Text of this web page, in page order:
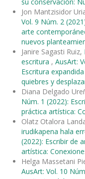
su conservación:
Jon Mantzisidor
Vol. 9 Núm. 2
arte
nuevos
Janire Sagasti Ruiz,
escritura , AusArt:
Escritura
quiebres y
Diana Delgado
Núm. 1 (2022):
práctica artística:
Olatz Otalora
irudikapena hala
(2022): Escribir de
artística:
Helga Massetani
AusArt: Vol. 10